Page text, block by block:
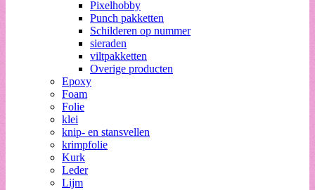
Pixelhobby
Punch pakketten
Schilderen op nummer
sieraden
viltpakketten
Overige producten
Epoxy
Foam
Folie
klei
knip- en stansvellen
krimpfolie
Kurk
Leder
Lijm